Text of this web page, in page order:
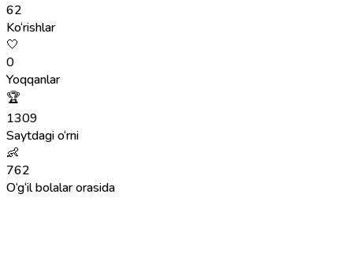
62
Ko‘rishlar
🤍
0
Yoqqanlar
🏆
1309
Saytdagi o‘rni
👶
762
O‘g‘il bolalar orasida